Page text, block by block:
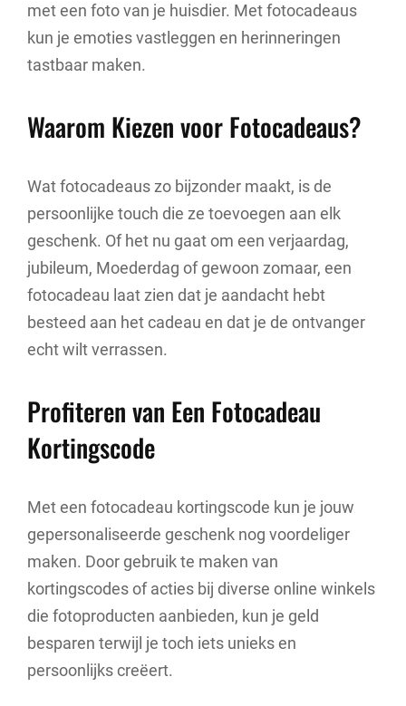
met een foto van je huisdier. Met fotocadeaus
kun je emoties vastleggen en herinneringen
tastbaar maken.
Waarom Kiezen voor Fotocadeaus?
Wat fotocadeaus zo bijzonder maakt, is de
persoonlijke touch die ze toevoegen aan elk
geschenk. Of het nu gaat om een verjaardag,
jubileum, Moederdag of gewoon zomaar, een
fotocadeau laat zien dat je aandacht hebt
besteed aan het cadeau en dat je de ontvanger
echt wilt verrassen.
Profiteren van Een Fotocadeau
Kortingscode
Met een fotocadeau kortingscode kun je jouw
gepersonaliseerde geschenk nog voordeliger
maken. Door gebruik te maken van
kortingscodes of acties bij diverse online winkels
die fotoproducten aanbieden, kun je geld
besparen terwijl je toch iets unieks en
persoonlijks creëert.